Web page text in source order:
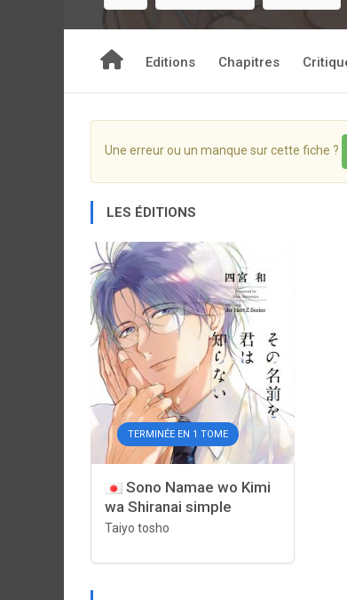
Editions Chapitres
Une erreur ou un manque sur cette fiche ?
LES ÉDITIONS
TERMINÉE EN 1 TOME
Sono Namae wo Kimi
wa Shiranai simple
Taiyo tosho